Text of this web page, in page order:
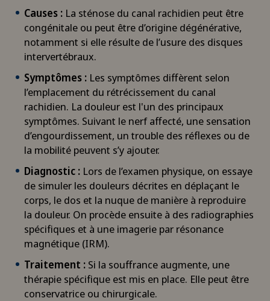
Causes : La sténose du canal rachidien peut être
congénitale ou peut être d’origine dégénérative,
notamment si elle résulte de l’usure des disques
intervertébraux.
Symptômes : Les symptômes diffèrent selon
l’emplacement du rétrécissement du canal
rachidien. La douleur est l'un des principaux
symptômes. Suivant le nerf affecté, une sensation
d’engourdissement, un trouble des réflexes ou de
la mobilité peuvent s’y ajouter.
Diagnostic : Lors de l’examen physique, on essaye
de simuler les douleurs décrites en déplaçant le
corps, le dos et la nuque de manière à reproduire
la douleur. On procède ensuite à des radiographies
spécifiques et à une imagerie par résonance
magnétique (IRM).
Traitement : Si la souffrance augmente, une
thérapie spécifique est mis en place. Elle peut être
conservatrice ou chirurgicale.